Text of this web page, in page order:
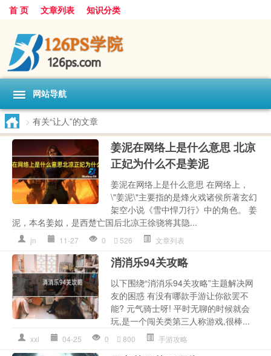
首 页 文章列表 知识分类
网站导航
> 有关“让人”的文章
姜泥在网络上是什么意思 北凉
正妃为什么不是姜泥
姜泥在网络上是什么意思 在网络上，
\"姜泥\"主要指的是烽火戏诸侯所著玄幻
架空小说《雪中悍刀行》中的角色。 姜
泥，本名姜姒，是西楚亡国后北凉王徐骁将其隐...
jn 11-27 0 526 文章列表
消消乐94关攻略
以下围绕“消消乐94关攻略”主题解决网
友的困惑 有没有哪款手游让你欲罢不
能? 元气骑士呀! 平时无聊的时候就会
玩,是一个闯关类第三人称游戏,很棒...
xxl 04-25 0 800 手游攻略